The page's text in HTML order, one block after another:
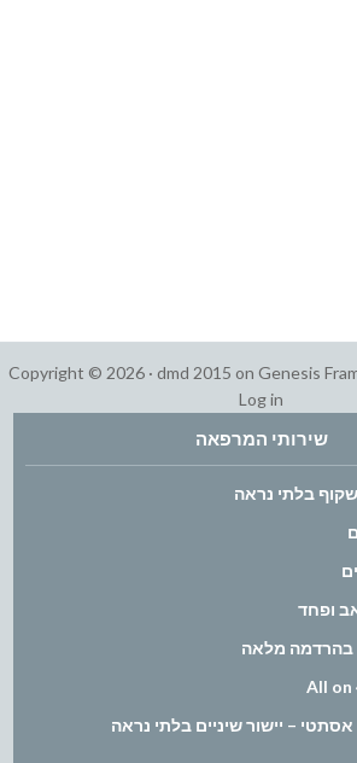
Copyright © 2026 · dmd 2015 on Genesis
Log in
שירותי המרפאה
שקוף בלתי נראה
ופחד
בהרדמה מלאה
אסתטי – יישור שיניים בלתי נראה